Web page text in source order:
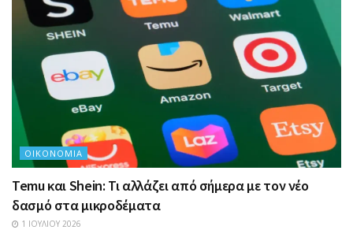
ΟΙΚΟΝΟΜΊΑ
Temu και Shein: Τι αλλάζει από σήμερα με τον νέο
δασμό στα μικροδέματα
1 ΙΟΥΛΊΟΥ 2026